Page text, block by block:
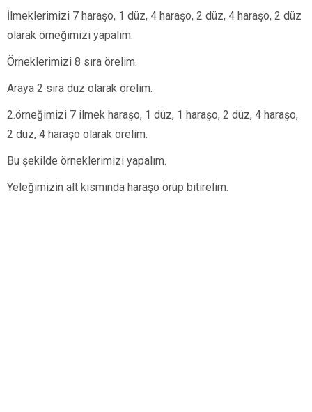
İlmeklerimizi 7 haraşo, 1 düz, 4 haraşo, 2 düz, 4 haraşo, 2 düz
olarak örneğimizi yapalım.
Örneklerimizi 8 sıra örelim.
Araya 2 sıra düz olarak örelim.
2.örneğimizi 7 ilmek haraşo, 1 düz, 1 haraşo, 2 düz, 4 haraşo,
2 düz, 4 haraşo olarak örelim.
Bu şekilde örneklerimizi yapalım.
Yeleğimizin alt kısmında haraşo örüp bitirelim.